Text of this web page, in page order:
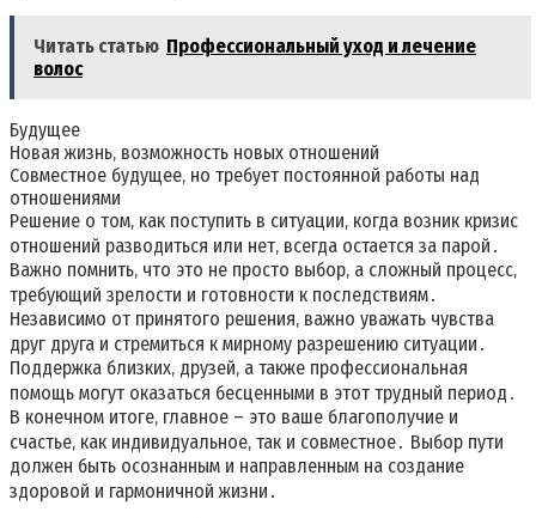
Читать статью Профессиональный уход и лечение
волос
Будущее
Новая жизнь‚ возможность новых отношений
Совместное будущее‚ но требует постоянной работы над
отношениями
Решение о том‚ как поступить в ситуации‚ когда возник кризис
отношений разводиться или нет‚ всегда остается за парой․
Важно помнить‚ что это не просто выбор‚ а сложный процесс‚
требующий зрелости и готовности к последствиям․
Независимо от принятого решения‚ важно уважать чувства
друг друга и стремиться к мирному разрешению ситуации․
Поддержка близких‚ друзей‚ а также профессиональная
помощь могут оказаться бесценными в этот трудный период․
В конечном итоге‚ главное – это ваше благополучие и
счастье‚ как индивидуальное‚ так и совместное․ Выбор пути
должен быть осознанным и направленным на создание
здоровой и гармоничной жизни․